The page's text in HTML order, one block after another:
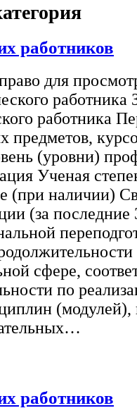
работников
для
работника
работника
предметов,
(уровни)
Ученая
(при наличии)
(за последние
сфере,
по
(модулей),
работников